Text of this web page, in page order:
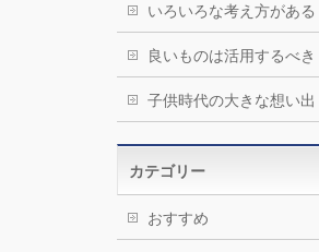
いろいろな考え方がある
良いものは活用するべき
子供時代の大きな想い出
カテゴリー
おすすめ